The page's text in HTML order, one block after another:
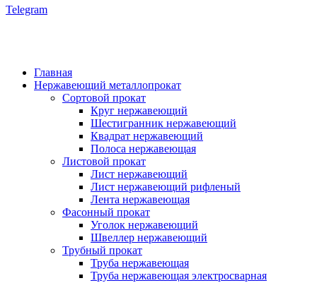
Telegram
Главная
Нержавеющий металлопрокат
Сортовой прокат
Круг нержавеющий
Шестигранник нержавеющий
Квадрат нержавеющий
Полоса нержавеющая
Листовой прокат
Лист нержавеющий
Лист нержавеющий рифленый
Лента нержавеющая
Фасонный прокат
Уголок нержавеющий
Швеллер нержавеющий
Трубный прокат
Труба нержавеющая
Труба нержавеющая электросварная